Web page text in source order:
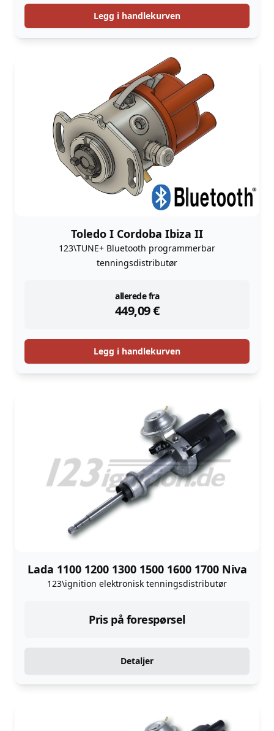
Legg i handlekurven
Toledo I Cordoba Ibiza II
123\TUNE+ Bluetooth programmerbar
tenningsdistributør
allerede fra
449,09€
instock
Legg i handlekurven
Lada 1100 1200 1300 1500 1600 1700 Niva
123\ignition elektronisk tenningsdistributør
Pris på forespørsel
Detaljer